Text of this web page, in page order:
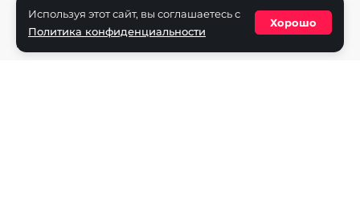
Реклама на портале
Политика конфиденциальности
Используя этот сайт, вы соглашаетесь с
Политика конфиденциальности
Хорошо